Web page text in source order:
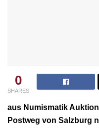
0
SHARES
aus Numismatik
Postweg von Salzburg